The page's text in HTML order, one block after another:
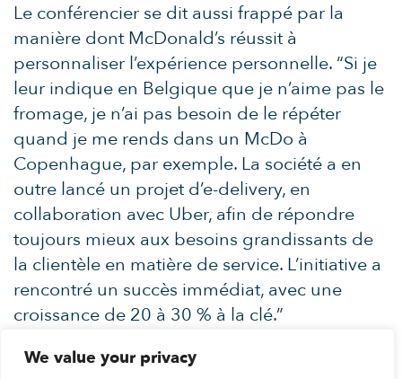
We value your privacy
Le conférencier se dit aussi frappé par la
manière dont McDonald’s réussit à
personnaliser l’expérience personnelle. “Si je
leur indique en Belgique que je n’aime pas le
fromage, je n’ai pas besoin de le répéter
quand je me rends dans un McDo à
Copenhague, par exemple. La société a en
outre lancé un projet d’e-delivery, en
collaboration avec Uber, afin de répondre
toujours mieux aux besoins grandissants de
la clientèle en matière de service. L’initiative a
rencontré un succès immédiat, avec une
croissance de 20 à 30 % à la clé.”
Gestion de données